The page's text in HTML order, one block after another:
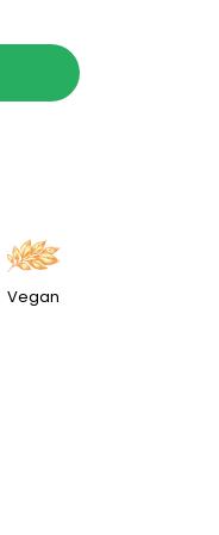
Vegan